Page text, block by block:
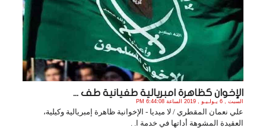
الإخوان كظاهرة امبريالية طغيانية طف ...
السبت , 6 يـولـيـو , 2019 الساعة 6:44:08 PM
علي نعمان المقطري / لا ميديا - الإخوانية ظاهرة إمبريالية وكيلية،
العقيدة المشوهة أداتها في خدمة ا. .